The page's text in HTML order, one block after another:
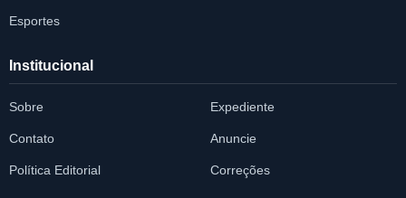
Esportes
Institucional
Sobre Expediente
Contato Anuncie
Política Editorial Correções